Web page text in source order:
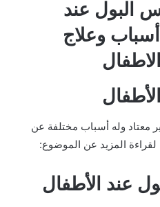
البول عند
وعلاج
معتاد وله أسباب مختلفة عن
لقراءة المزيد عن الموضوع:
عند الأطفال